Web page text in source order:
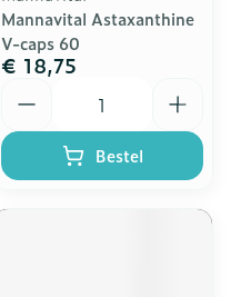
Mannavital Astaxanthine
V-caps 60
€ 18,75
Bestel